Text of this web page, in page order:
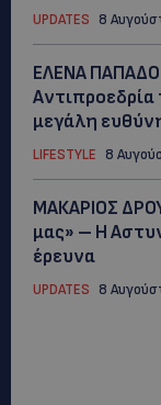
UPDATES 8
ΕΛΕΝΑ
μεγάλη
LIFESTYLE 8
ΜΑΚΑΡΙΟΣ
μας» – Η
έρευνα
UPDATES 8